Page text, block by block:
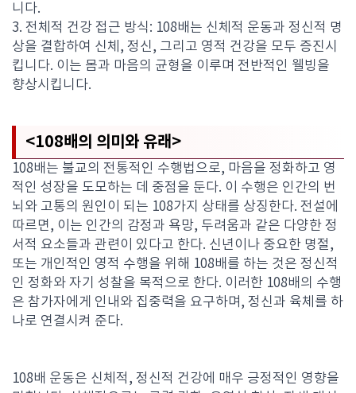
니다.
3. 전체적 건강 접근 방식: 108배는 신체적 운동과 정신적 명
상을 결합하여 신체, 정신, 그리고 영적 건강을 모두 증진시
킵니다. 이는 몸과 마음의 균형을 이루며 전반적인 웰빙을
향상시킵니다.
<108배의 의미와 유래>
108배는 불교의 전통적인 수행법으로, 마음을 정화하고 영
적인 성장을 도모하는 데 중점을 둔다. 이 수행은 인간의 번
뇌와 고통의 원인이 되는 108가지 상태를 상징한다. 전설에
따르면, 이는 인간의 감정과 욕망, 두려움과 같은 다양한 정
서적 요소들과 관련이 있다고 한다. 신년이나 중요한 명절,
또는 개인적인 영적 수행을 위해 108배를 하는 것은 정신적
인 정화와 자기 성찰을 목적으로 한다. 이러한 108배의 수행
은 참가자에게 인내와 집중력을 요구하며, 정신과 육체를 하
나로 연결시켜 준다.
108배 운동은 신체적, 정신적 건강에 매우 긍정적인 영향을